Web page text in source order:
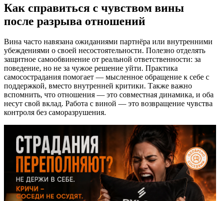
Как справиться с чувством вины
после разрыва отношений
Вина часто навязана ожиданиями партнёра или внутренними
убеждениями о своей несостоятельности. Полезно отделять
защитное самообвинение от реальной ответственности: за
поведение, но не за чужое решение уйти. Практика
самосострадания помогает — мысленное обращение к себе с
поддержкой, вместо внутренней критики. Также важно
вспомнить, что отношения — это совместная динамика, и оба
несут свой вклад. Работа с виной — это возвращение чувства
контроля без саморазрушения.